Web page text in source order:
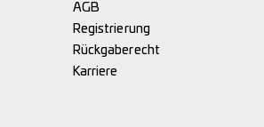
AGB
Registrierung
Rückgaberecht
Karriere